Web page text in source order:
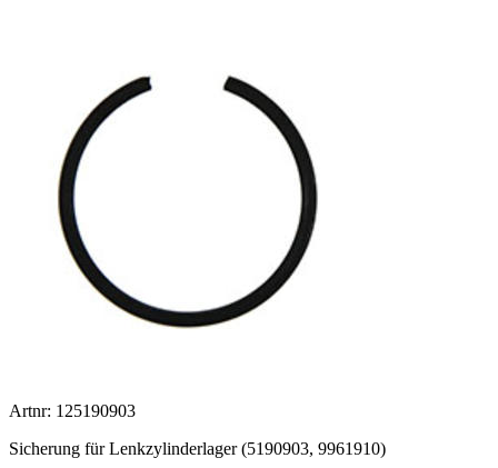
Artnr: 125190903
Sicherung für Lenkzylinderlager (5190903, 9961910)